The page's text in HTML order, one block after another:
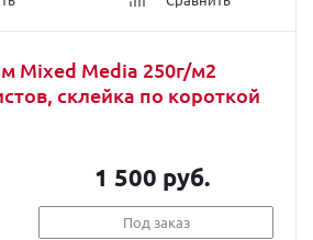
Mixed Media 250г/м2
склейка по короткой
1 500 руб.
Под заказ